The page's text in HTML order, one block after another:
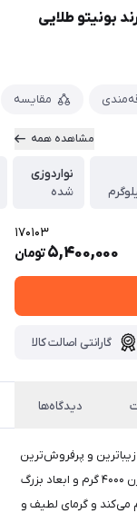
۲نفره دورو برند بونیتو طلایی
مقایسه
مشاهده همه
نواردوزی
شده
170103
5,400,000تومان
گارانتی اصالت کالا
دیدگاه‌ها
و پرفروش‌ترین
طرح‌های سری ۴ کیلویی این برند است؛ پتویی که با وزن ۴۰۰۰ گرم و ابعاد بزرگ
می‌کند و گرمای لطیف و